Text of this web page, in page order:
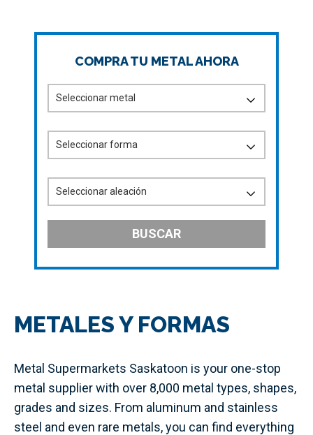
COMPRA TU METAL AHORA
BUSCAR
METALES Y FORMAS
Metal Supermarkets Saskatoon is your one-stop
metal supplier with over 8,000 metal types, shapes,
grades and sizes. From aluminum and stainless
steel and even rare metals, you can find everything